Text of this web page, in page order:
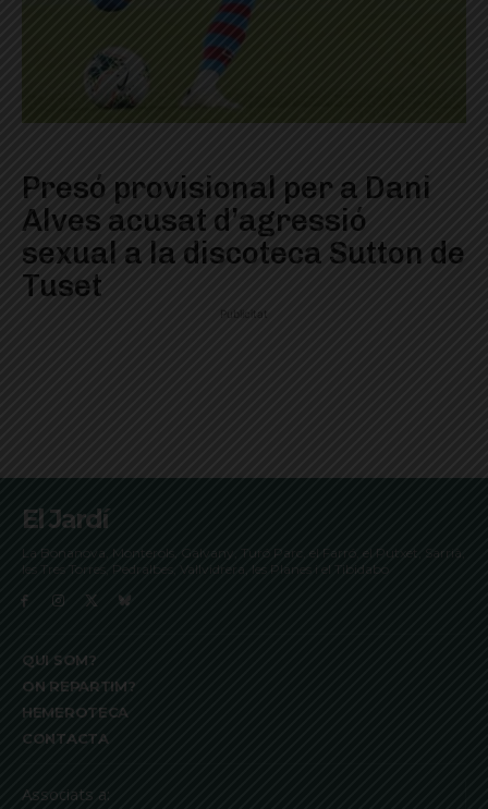
Presó provisional per a Dani
Alves acusat d’agressió
sexual a la discoteca Sutton de
Tuset
Publicitat
El Jardí
La Bonanova, Monterols, Galvany, Turó Parc, el Farró, el Putxet, Sarrià,
les Tres Torres, Pedralbes, Vallvidrera, les Planes i el Tibidabo
QUI SOM?
ON REPARTIM?
HEMEROTECA
CONTACTA
Associats a: